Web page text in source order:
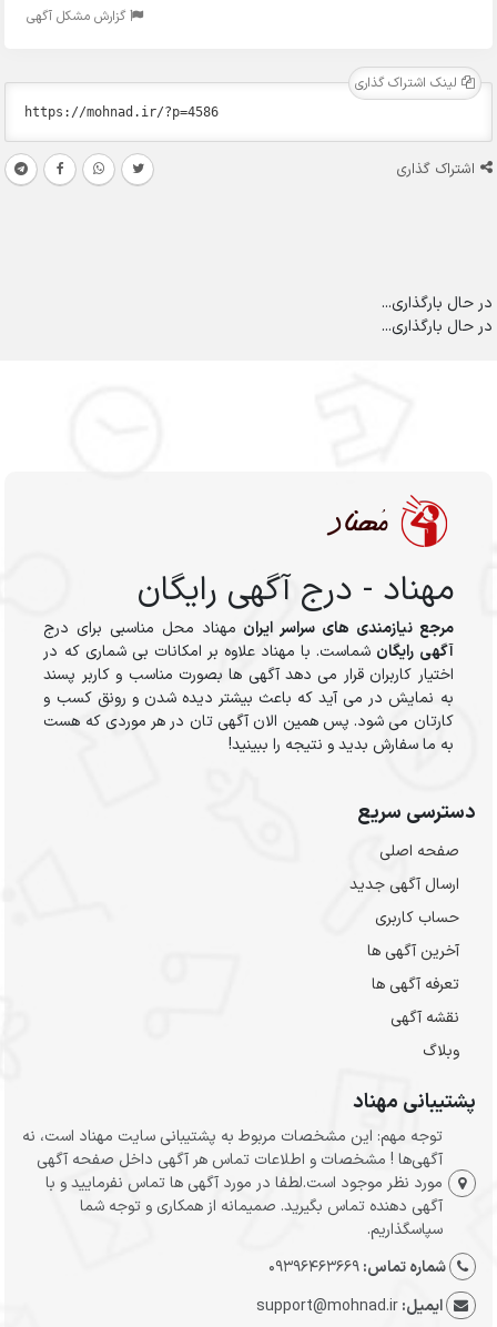
گزارش مشکل آگهی
لینک اشتراک گذاری
اشتراک گذاری
در حال بارگذاری...
در حال بارگذاری...
مهناد - درج آگهی رایگان
مرجع نیازمندی های سراسر ایران مهناد محل مناسبی برای درج
آگهی رایگان شماست. با مهناد علاوه بر امکانات بی شماری که در
اختیار کاربران قرار می دهد آگهی ها بصورت مناسب و کاربر پسند
به نمایش در می آید که باعث بیشتر دیده شدن و رونق کسب و
کارتان می شود. پس همین الان آگهی تان در هر موردی که هست
به ما سفارش بدید و نتیجه را ببینید!
دسترسی سریع
صفحه اصلی
ارسال‌ آگهی جدید
حساب کاربری
آخرین آگهی ها
تعرفه آگهی ها
نقشه آگهی
وبلاگ
پشتیبانی مهناد
توجه مهم: این مشخصات مربوط به پشتیبانی سایت مهناد است، نه
آگهی‌ها ! مشخصات و اطلاعات تماس هر آگهی داخل صفحه آگهی
مورد نظر موجود است.لطفا در مورد آگهی ها تماس نفرمایید و با
آگهی دهنده تماس بگیرید. صمیمانه از همکاری و توجه شما
سپاسگذاریم.
شماره تماس:09396463669
ایمیل:support@mohnad.ir